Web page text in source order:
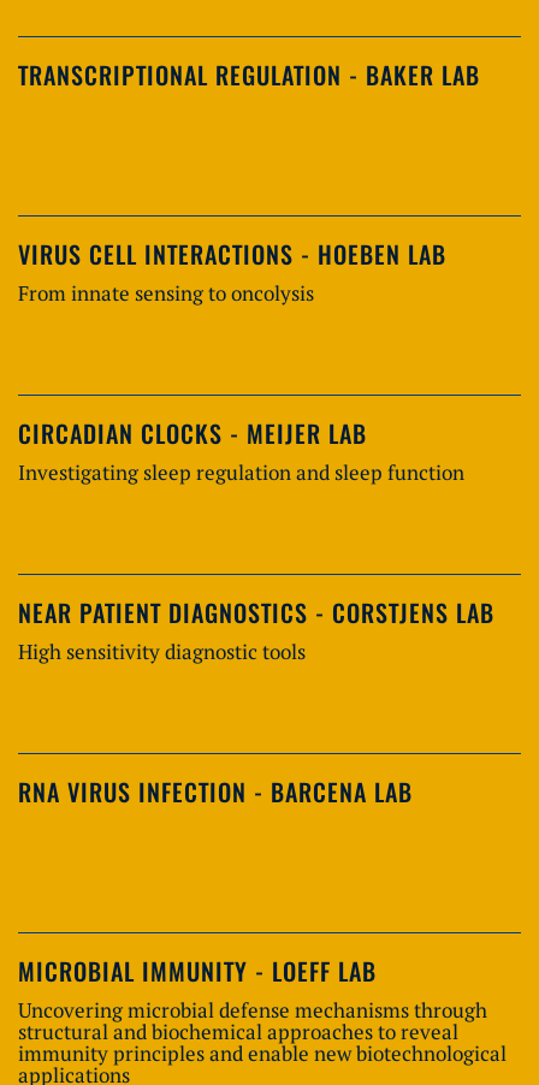
TRANSCRIPTIONAL REGULATION - BAKER LAB
VIRUS CELL INTERACTIONS - HOEBEN LAB
From innate sensing to oncolysis
CIRCADIAN CLOCKS - MEIJER LAB
Investigating sleep regulation and sleep function
NEAR PATIENT DIAGNOSTICS - CORSTJENS LAB
High sensitivity diagnostic tools
RNA VIRUS INFECTION - BARCENA LAB
MICROBIAL IMMUNITY - LOEFF LAB
Uncovering microbial defense mechanisms through
structural and biochemical approaches to reveal
immunity principles and enable new biotechnological
applications